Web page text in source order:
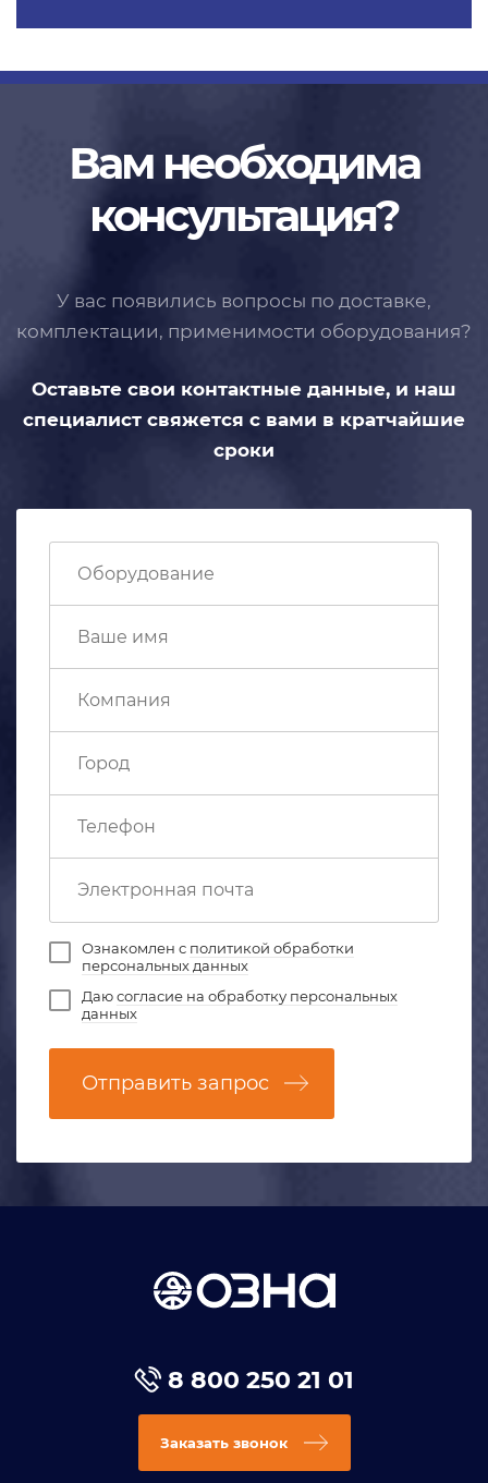
Вам необходима
консультация?
У вас появились вопросы по доставке,
комплектации, применимости оборудования?
Оставьте свои контактные данные, и наш
специалист свяжется с вами в кратчайшие
сроки
Ознакомлен с политикой обработки
персональных данных
Даюсогласие на обработку персональных
данных
Отправить запрос
8 800 250 21 01
Заказать звонок